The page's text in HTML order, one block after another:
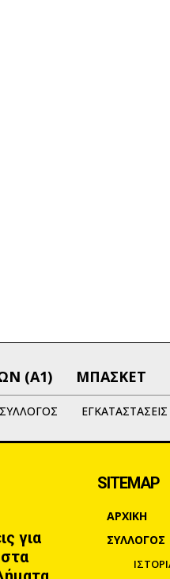
(Α1) ΜΠΑΣΚΕΤ
ΣΥΛΛΟΓΟΣ ΕΓΚΑΤΑΣΤΑΣΕΙΣ
για
SITEMAP
ΑΡΧΙΚΗ
ΣΥΛΛΟΓΟΣ